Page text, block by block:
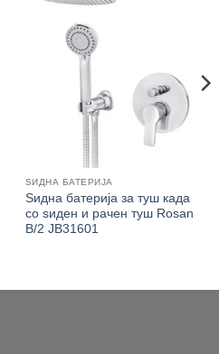
ЅИДНА БАТЕРИЈА
Ѕидна батерија за туш када
со ѕиден и рачен туш Rosan
B/2 JB31601